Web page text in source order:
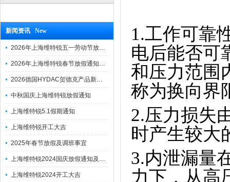
新闻资讯 New
2026年上海维特锐五一劳动节放假通知
2026年上海维特锐春节放假通知及调班安排
2026德国HYDAC贺德克产品新到一批现货
中秋国庆上海维特锐放假通知
上海维特锐5.1假期通知
上海维特锐开工大吉
2025年春节放假及调班事宜
上海维特锐2024国庆放假通知及调休安排
上海维特锐2024开工大吉
1.工作可靠
电后能否可
和压力范围
称为换向界
2.压力损失
时产生较大
3.内泄漏量
力下，从高